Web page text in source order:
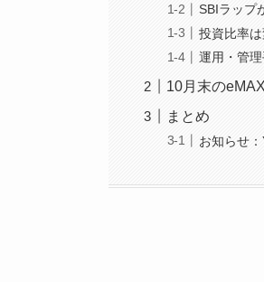
SBIラップ
投資比率
運用・管
10月末の
まとめ
お知らせ